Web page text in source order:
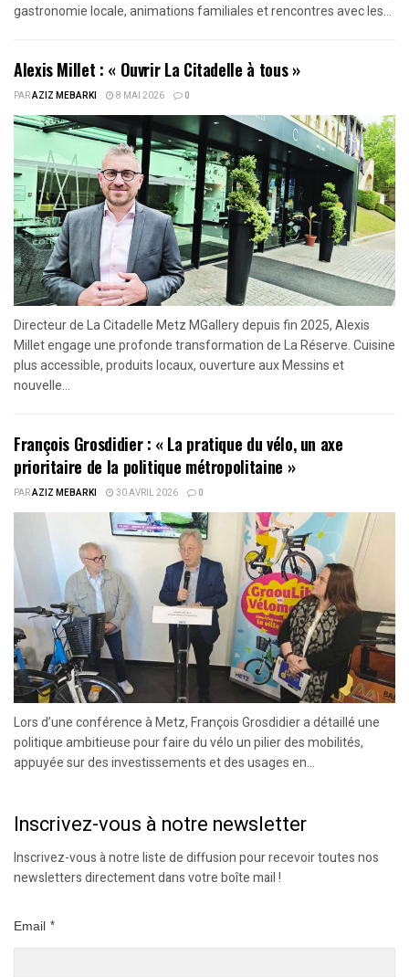
gastronomie locale, animations familiales et rencontres avec les...
Alexis Millet : « Ouvrir La Citadelle à tous »
PARAZIZ MEBARKI 8 MAI 2026 0
Directeur de La Citadelle Metz MGallery depuis fin 2025, Alexis
Millet engage une profonde transformation de La Réserve. Cuisine
plus accessible, produits locaux, ouverture aux Messins et
nouvelle...
François Grosdidier : « La pratique du vélo, un axe
prioritaire de la politique métropolitaine »
PARAZIZ MEBARKI 30 AVRIL 2026 0
Lors d’une conférence à Metz, François Grosdidier a détaillé une
politique ambitieuse pour faire du vélo un pilier des mobilités,
appuyée sur des investissements et des usages en...
Inscrivez-vous à notre newsletter
Inscrivez-vous à notre liste de diffusion pour recevoir toutes nos
newsletters directement dans votre boîte mail !
Email *